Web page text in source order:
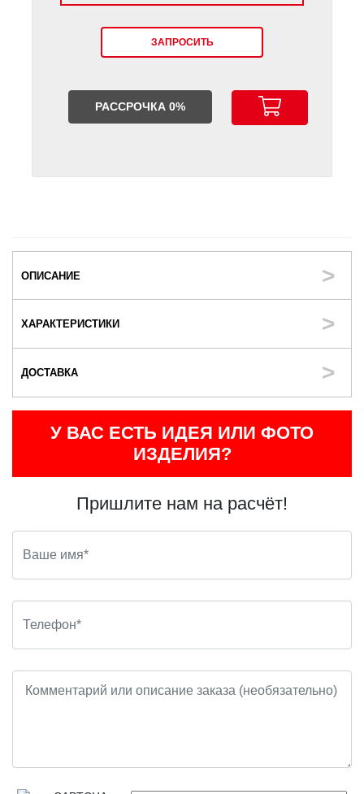
ЗАПРОСИТЬ
РАССРОЧКА 0%
ОПИСАНИЕ
ХАРАКТЕРИСТИКИ
ДОСТАВКА
У ВАС ЕСТЬ ИДЕЯ ИЛИ ФОТО
ИЗДЕЛИЯ?
Пришлите нам на расчёт!